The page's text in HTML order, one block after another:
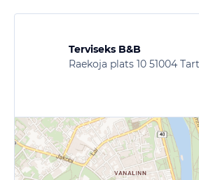
Terviseks B&B
Raekoja plats 10 51004